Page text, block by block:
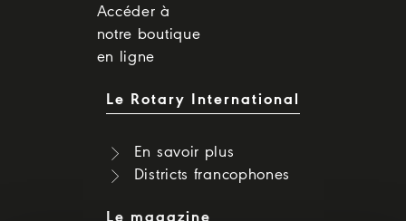
Accéder à
notre boutique
en ligne
Le Rotary International
En savoir plus
Districts francophones